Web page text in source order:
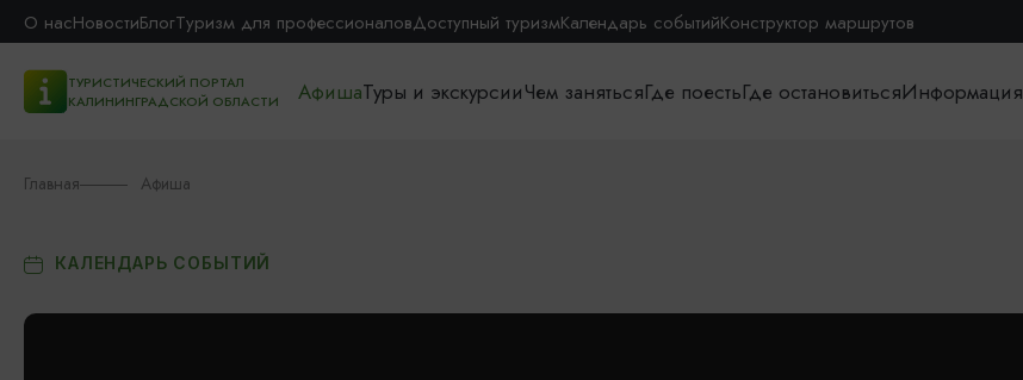
О насНовостиБлогТуризм для профессионаловДоступный туризмКалендарь событийКонструктор маршрутов
ТУРИСТИЧЕСКИЙ ПОРТАЛ
КАЛИНИНГРАДСКОЙ ОБЛАСТИ
АфишаТуры и экскурсииЧем занятьсяГде поестьГде остановитьсяИнформация
Главная Афиша
КАЛЕНДАРЬ СОБЫТИЙ